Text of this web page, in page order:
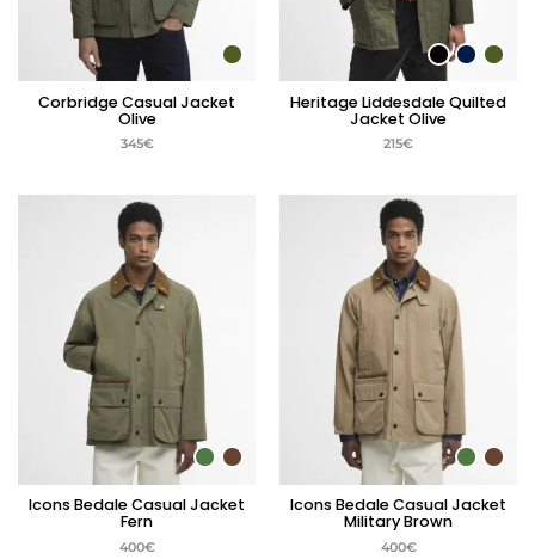
Corbridge Casual Jacket
Olive
345€
Heritage Liddesdale Quilted
Jacket Olive
215€
Icons Bedale Casual Jacket
Fern
400€
Icons Bedale Casual Jacket
Military Brown
400€